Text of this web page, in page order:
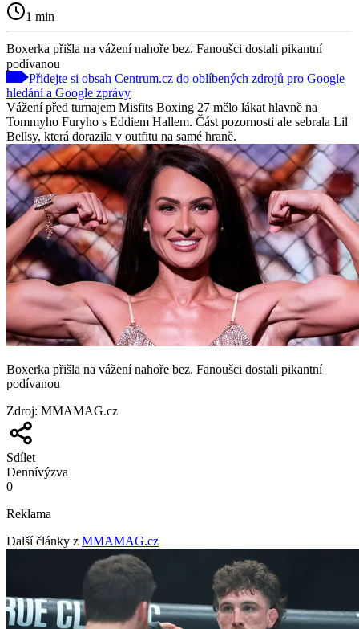
1 min
Boxerka přišla na vážení nahoře bez. Fanoušci dostali pikantní
podívanou
Přidejte si obsah Centrum.cz do oblíbených zdrojů pro Google
hledání a Google zprávy
Vážení před turnajem Misfits Boxing 27 mělo lákat hlavně na
Tommyho Furyho s Eddiem Hallem. Část pozornosti ale sebrala Lil
Bellsy, která dorazila v outfitu na samé hraně.
Boxerka přišla na vážení nahoře bez. Fanoušci dostali pikantní
podívanou
Zdroj: MMAMAG.cz
Sdílet
Dennívýzva
0
Reklama
Další články z MMAMAG.cz